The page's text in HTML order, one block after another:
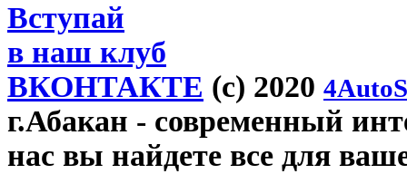
Вступай
в наш клуб
ВКОНТАКТЕ (c) 2020
г.Абакан - современный
нас вы найдете все для